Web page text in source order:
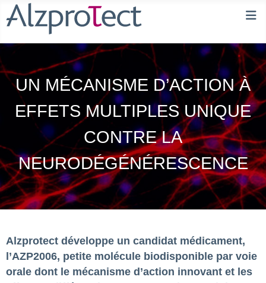
UN MÉCANISME D’ACTION À
EFFETS MULTIPLES UNIQUE
CONTRE LA
NEURODÉGÉNÉRESCENCE
Alzprotect développe un candidat médicament,
l’AZP2006, petite molécule biodisponible par voie
orale dont le mécanisme d’action innovant et les